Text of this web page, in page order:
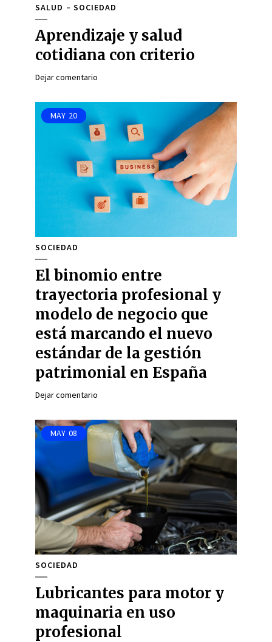
SALUD SOCIEDAD
Aprendizaje y salud
cotidiana con criterio
Dejar comentario
MAY 20
SOCIEDAD
El binomio entre
trayectoria profesional y
modelo de negocio que
está marcando el nuevo
estándar de la gestión
patrimonial en España
Dejar comentario
MAY 08
SOCIEDAD
Lubricantes para motor y
maquinaria en uso
profesional